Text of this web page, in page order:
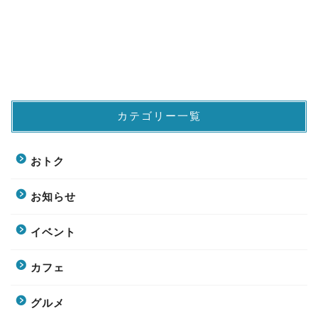
カテゴリー一覧
おトク
お知らせ
イベント
カフェ
グルメ